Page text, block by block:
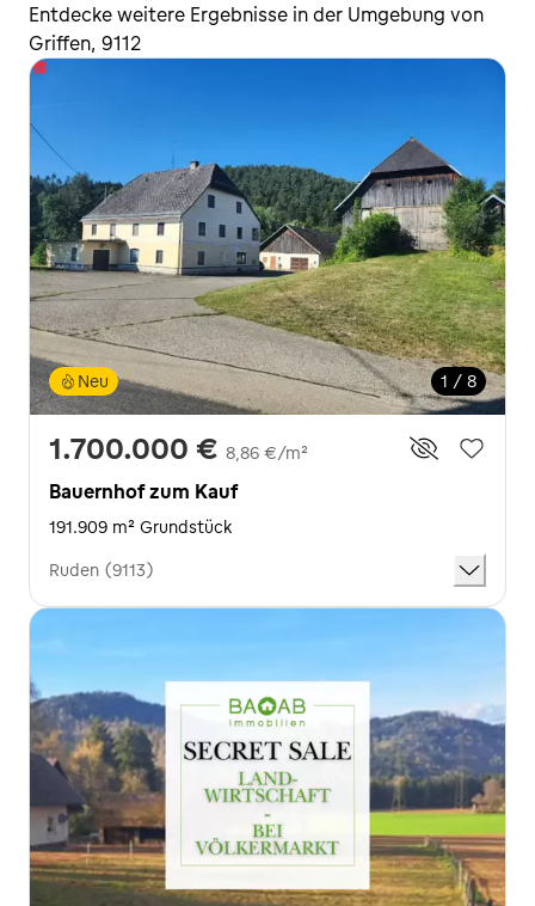
Entdecke weitere Ergebnisse in der Umgebung von
Griffen, 9112
1 / 8
Neu
1.700.000 € 8,86 €/m²
Bauernhof zum Kauf
191.909 m² Grundstück
Ruden (9113)